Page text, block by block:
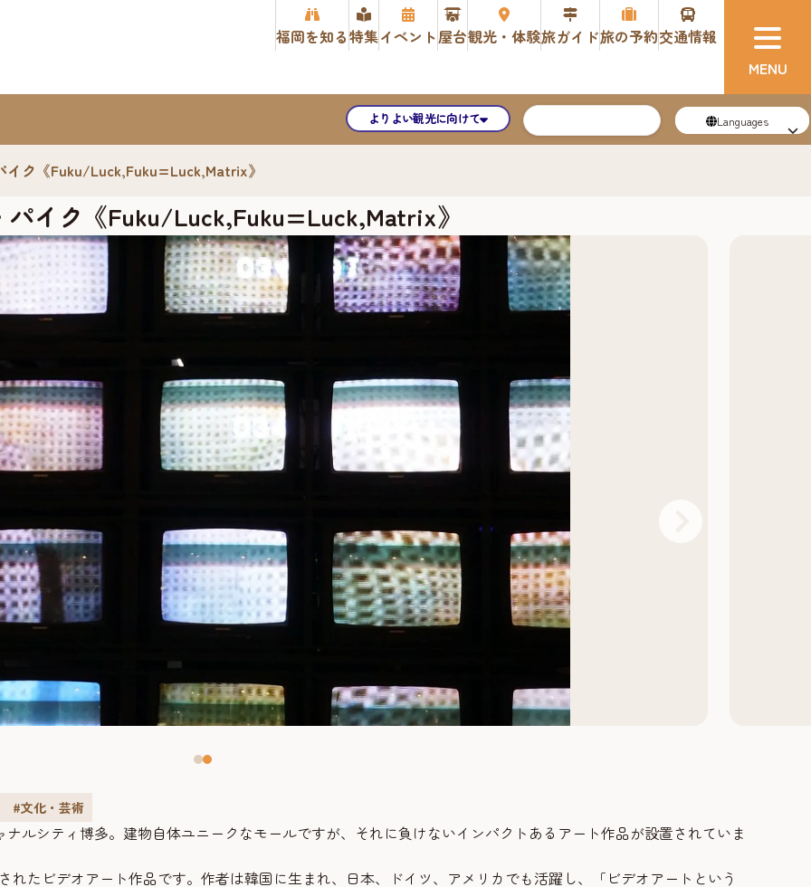
福岡を知る特集イベント屋台観光・体験旅ガイド旅の予約交通情報
よりよい観光に向けて Languages
イク《Fuku/Luck,Fuku=Luck,Matrix》
イク《Fuku/Luck,Fuku=Luck,Matrix》
#文化・芸術
ルシティ博多。建物自体ユニークなモールですが、それに負けないインパクトあるアート作品が設置されていま
れたビデオアート作品です。作者は韓国に生まれ、日本、ドイツ、アメリカでも活躍し、「ビデオアートという